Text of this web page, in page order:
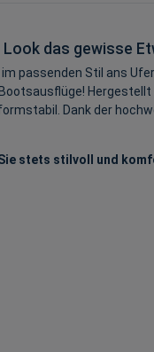
das gewisse
passenden Stil ans
Dank der
stets stilvoll und